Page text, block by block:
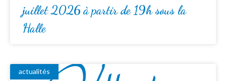
juillet 2026 à partir de 19h sous la
Halle
actualités